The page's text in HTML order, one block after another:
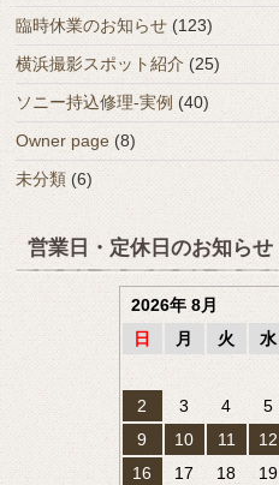
臨時休業のお知らせ (123)
横浜撮影スポット紹介 (25)
ソニー持込修理-実例 (40)
Owner page (8)
未分類 (6)
営業日・定休日のお知らせ
2026年 8月
日
月 火 水
2
3 4 5
9
10 11 12
16
17 18 19